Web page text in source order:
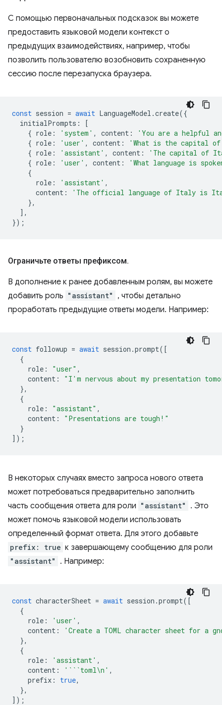
С помощью первоначальных подсказок вы можете
предоставить языковой модели контекст о
предыдущих взаимодействиях, например, чтобы
позволить пользователю возобновить сохраненную
сессию после перезапуска браузера.
const session = await LanguageModel .create({
initialPrompts :
[
{ role : 'system' , content :
'You are a helpful
{ role : 'user' , content :
'What is the capital
{ role : 'assistant' , content :
'The capital of
{ role : 'user' , content :
'What language is
{
role : 'assistant' ,
content :
'The official language of Italy is
},
],
});
Ограничьте ответы префиксом.
В дополнение к ранее добавленным ролям, вы можете
добавить роль "assistant"
, чтобы детально
проработать предыдущие ответы модели. Например:
const followup = await session .prompt([
{
role : "user" ,
content :
"I'm nervous about my presentation
},
{
role : "assistant" ,
content :
"Presentations are tough!"
}
]);
В некоторых случаях вместо запроса нового ответа
может потребоваться предварительно заполнить
часть сообщения ответа для роли "assistant"
. Это
может помочь языковой модели использовать
определенный формат ответа. Для этого добавьте
prefix: true к завершающему сообщению для роли
"assistant" . Например:
const characterSheet = await session .prompt([
{
role : 'user' ,
content :
'Create a TOML character sheet for a
},
{
role : 'assistant' ,
content : '```toml\n' ,
prefix : true,
},
]);